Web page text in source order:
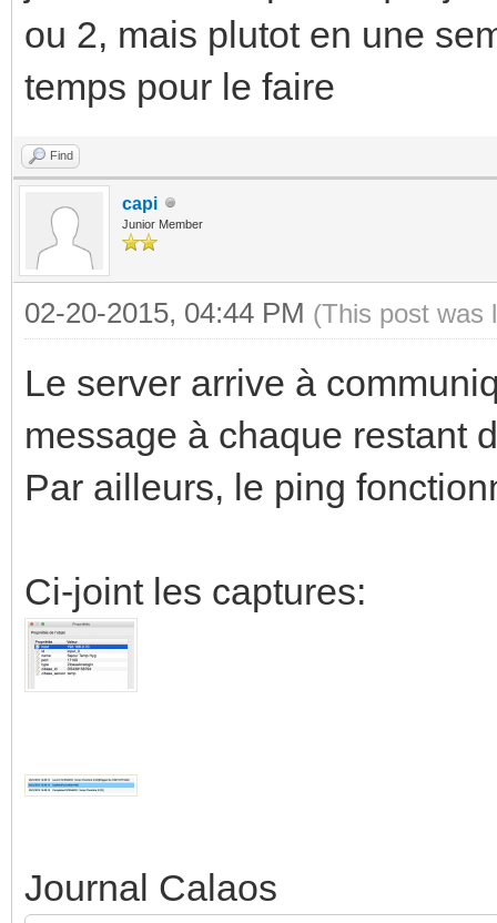
ou 2, mais plutot en une
temps pour le faire
Find
capi
Junior Member
02-20-2015, 04:44 PM (This post was
Le server arrive à
message à chaque restant
Par ailleurs, le ping
Ci-joint les captures:
Journal Calaos